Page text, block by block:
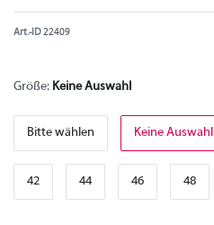
Art.-ID22409
Größe: Keine Auswahl
Bitte wählen Keine Auswahl
42 44 46 48